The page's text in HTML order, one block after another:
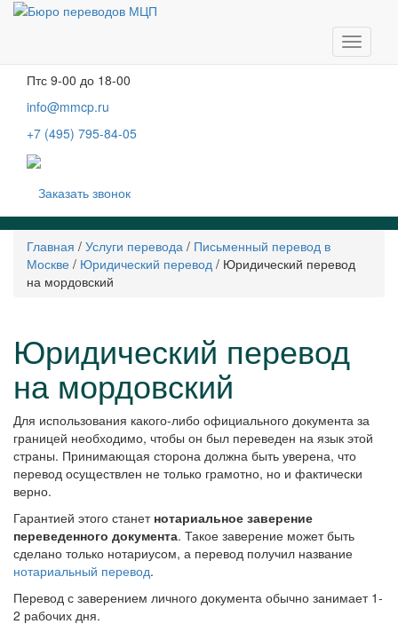
Москва, м. Тургеневская, Чистые пруды
Птс 9-00 до 18-00
info@mmcp.ru
+7 (495) 795-84-05
Заказать звонок
Главная / Услуги перевода / Письменный перевод в
Москве / Юридический перевод / Юридический перевод
на мордовский
Юридический перевод
на мордовский
Для использования какого-либо официального документа за
границей необходимо, чтобы он был переведен на язык этой
страны. Принимающая сторона должна быть уверена, что
перевод осуществлен не только грамотно, но и фактически
верно.
Гарантией этого станет нотариальное заверение
переведенного документа. Такое заверение может быть
сделано только нотариусом, а перевод получил название
нотариальный перевод.
Перевод с заверением личного документа обычно занимает 1-
2 рабочих дня.